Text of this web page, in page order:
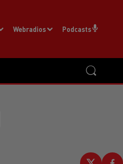
Webradios Podcasts